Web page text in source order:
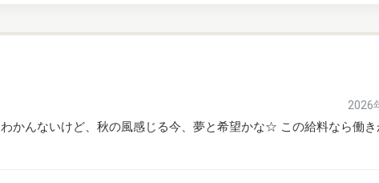
2026
かんないけど、秋の風感じる今、夢と希望かな☆ この給料なら働